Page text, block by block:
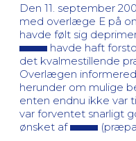
Den 11. september
med overlæge E på
havde følt sig
havde haft
det kvalmestillende
Overlægen
herunder om mulige
enten endnu ikke var
var forventet snarligt
ønsket af